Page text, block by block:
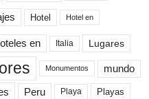
Hotel Hotel en
en Italia Lugares
Monumentos mundo
Peru Playa Playas